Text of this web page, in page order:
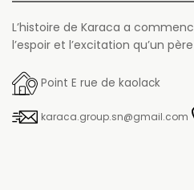
L’histoire de Karaca a
l’espoir et l’excitation qu’un
Point E rue de kaolack
karaca.group.sn@gmail.com